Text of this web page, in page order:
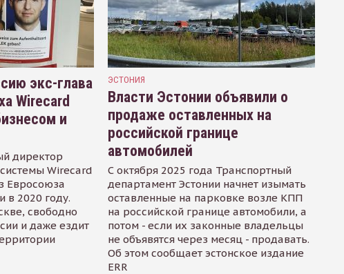
экс-глава
Wirecard
и
директор
Wirecard
Евросоюза
в 2020 году.
свободно
и даже ездит
ЭСТОНИЯ
Власти Эстонии объявили о
продаже оставленных на
российской границе
автомобилей
С октября 2025 года Транспортный
департамент Эстонии начнет изымать
оставленные на парковке возле КПП
на российской границе автомобили, а
потом - если их законные владельцы
не объявятся через месяц - продавать.
Об этом сообщает эстонское издание
ERR